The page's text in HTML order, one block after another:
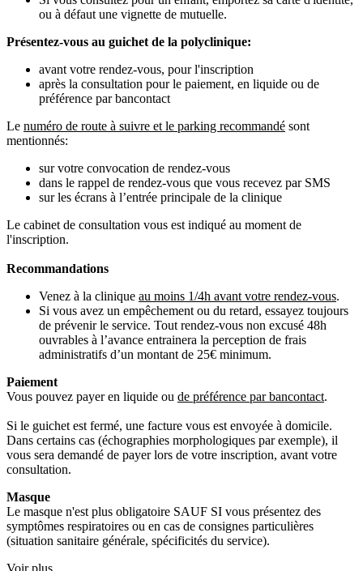
ou à défaut une vignette de mutuelle.
Présentez-vous au guichet de la polyclinique:
avant votre rendez-vous, pour l'inscription
après la consultation pour le paiement, en liquide ou de
préférence par bancontact
Le numéro de route à suivre et le parking recommandé sont
mentionnés:
sur votre convocation de rendez-vous
dans le rappel de rendez-vous que vous recevez par SMS
sur les écrans à l’entrée principale de la clinique
Le cabinet de consultation vous est indiqué au moment de
l'inscription.
Recommandations
Venez à la clinique au moins 1/4h avant votre rendez-vous.
Si vous avez un empêchement ou du retard, essayez toujours
de prévenir le service. Tout rendez-vous non excusé 48h
ouvrables à l’avance entrainera la perception de frais
administratifs d’un montant de 25€ minimum.
Paiement
Vous pouvez payer en liquide ou de préférence par bancontact.
Si le guichet est fermé, une facture vous est envoyée à domicile.
Dans certains cas (échographies morphologiques par exemple), il
vous sera demandé de payer lors de votre inscription, avant votre
consultation.
Masque
Le masque n'est plus obligatoire SAUF SI vous présentez des
symptômes respiratoires ou en cas de consignes particulières
(situation sanitaire générale, spécificités du service).
Voir plus